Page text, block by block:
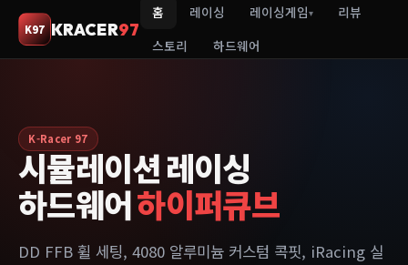
K97 KRACER97
홈 레이싱 레이싱게임▾
리뷰
스토리
하드웨어
K-Racer 97
시뮬레이션 레이싱
하드웨어 하이퍼큐브
DD FFB 휠 세팅, 4080 알루미늄 커스텀 콕핏, iRacing 실